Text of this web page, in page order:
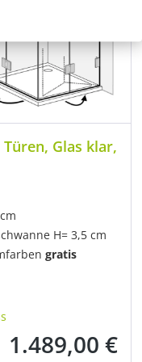
Türen, Glas klar,
H= 3,5 cm
gratis
Regulärer Preis:
1.489,00 €